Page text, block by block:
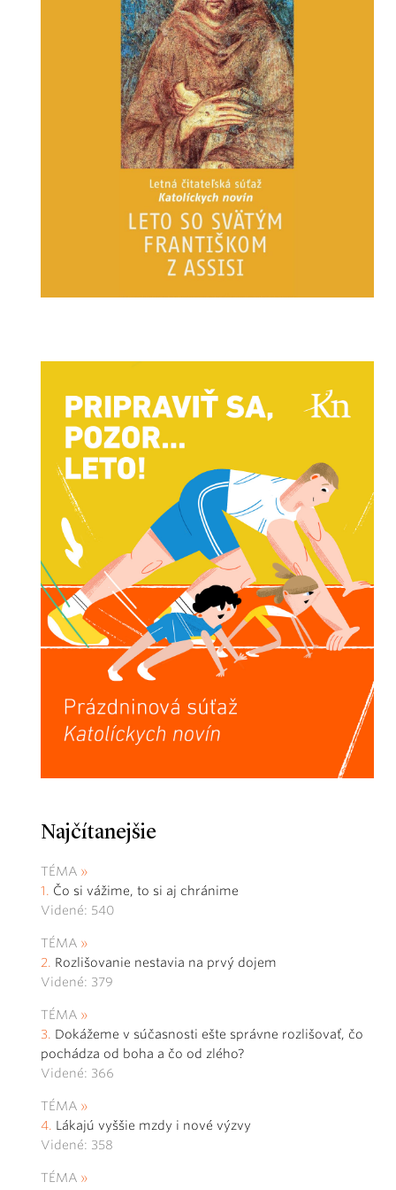
Najčítanejšie
TÉMA
Čo si vážime, to si aj chránime
Videné: 540
TÉMA
Rozlišovanie nestavia na prvý dojem
Videné: 379
TÉMA
Dokážeme v súčasnosti ešte správne rozlišovať, čo
pochádza od boha a čo od zlého?
Videné: 366
TÉMA
Lákajú vyššie mzdy i nové výzvy
Videné: 358
TÉMA